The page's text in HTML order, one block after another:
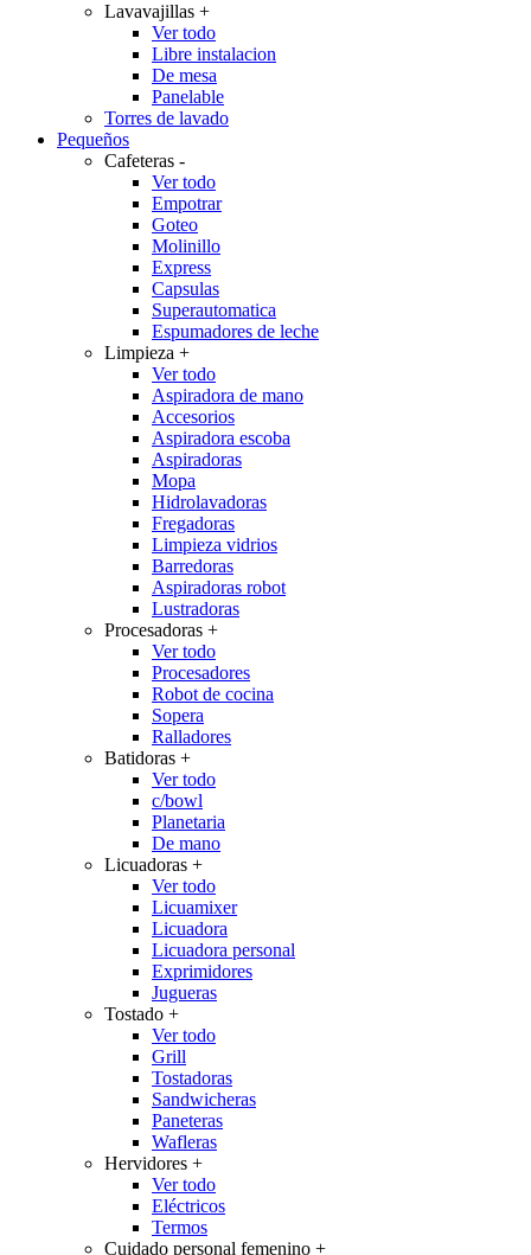
Lavavajillas +
Ver todo
Libre instalacion
De mesa
Panelable
Torres de lavado
Pequeños
Cafeteras -
Ver todo
Empotrar
Goteo
Molinillo
Express
Capsulas
Superautomatica
Espumadores de leche
Limpieza +
Ver todo
Aspiradora de mano
Accesorios
Aspiradora escoba
Aspiradoras
Mopa
Hidrolavadoras
Fregadoras
Limpieza vidrios
Barredoras
Aspiradoras robot
Lustradoras
Procesadoras +
Ver todo
Procesadores
Robot de cocina
Sopera
Ralladores
Batidoras +
Ver todo
c/bowl
Planetaria
De mano
Licuadoras +
Ver todo
Licuamixer
Licuadora
Licuadora personal
Exprimidores
Jugueras
Tostado +
Ver todo
Grill
Tostadoras
Sandwicheras
Paneteras
Wafleras
Hervidores +
Ver todo
Eléctricos
Termos
Cuidado personal femenino +